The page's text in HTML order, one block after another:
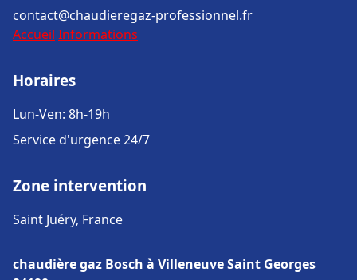
contact@chaudieregaz-professionnel.fr
Accueil Informations
Horaires
Lun-Ven: 8h-19h
Service d'urgence 24/7
Zone intervention
Saint Juéry, France
chaudière gaz Bosch à Villeneuve Saint Georges